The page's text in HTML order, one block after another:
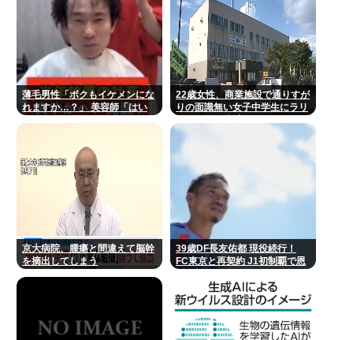
薄毛男性「ボクもイケメンにな
れますか…？」 美容師「はい
22歳女性、商業施設で通りすが
りの面識無い女子中学生にラリ
京大病院、腫瘍と間違えて脳幹
を摘出してしまう
39歳DF長友佑都 現役続行！
FC東京と再契約 J1初制覇で恩